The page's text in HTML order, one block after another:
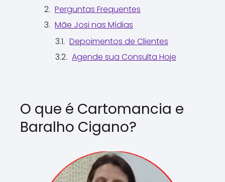
Perguntas Frequentes
Mãe Josi nas Mídias
Depoimentos de Clientes
Agende sua Consulta Hoje
O que é Cartomancia e
Baralho Cigano?